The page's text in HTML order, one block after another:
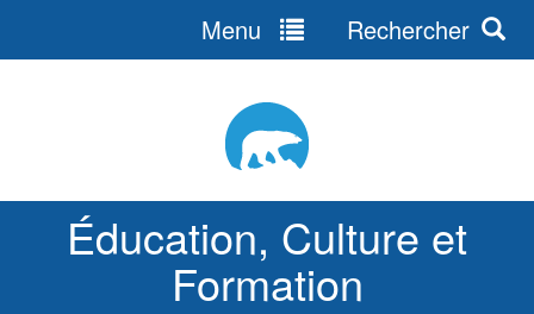
Éducation, Culture et
Formation
Menu Rechercher